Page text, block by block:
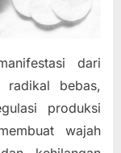
dari
radikal bebas,
produksi
wajah